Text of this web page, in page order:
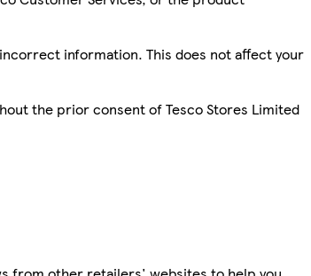
information. This does not affect your
the prior consent of Tesco Stores Limited